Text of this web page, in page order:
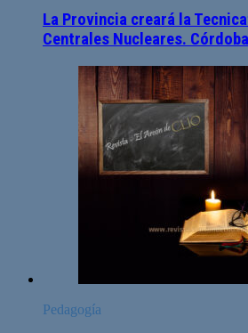
La Provincia creará la
Centrales Nucleares. Córdoba
Pedagogía